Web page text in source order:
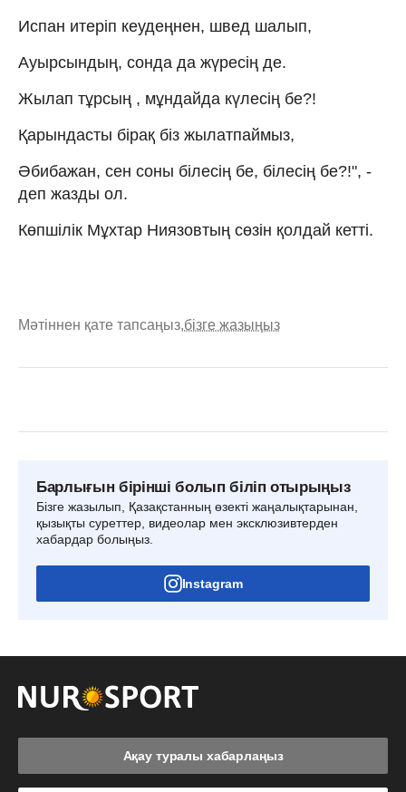
Испан итеріп кеудеңнен, швед шалып,
Ауырсындың, сонда да жүресің де.
Жылап тұрсың , мұндайда күлесің бе?!
Қарындасты бірақ біз жылатпаймыз,
Әбибажан, сен соны білесің бе, білесің бе?!", -
деп жазды ол.
Көпшілік Мұхтар Ниязовтың сөзін қолдай кетті.
Мәтіннен қате тапсаңыз,бізге жазыңыз
Барлығын бірінші болып біліп отырыңыз
Бізге жазылып, Қазақстанның өзекті жаңалықтарынан,
қызықты суреттер, видеолар мен эксклюзивтерден
хабардар болыңыз.
Instagram
Ақау туралы хабарлаңыз